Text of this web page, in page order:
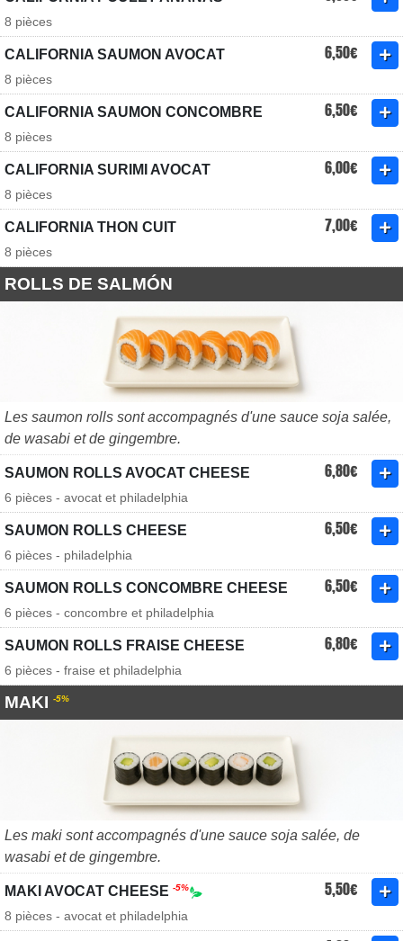
8 pièces
CALIFORNIA SAUMON AVOCAT 6,50€
8 pièces
CALIFORNIA SAUMON CONCOMBRE 6,50€
8 pièces
CALIFORNIA SURIMI AVOCAT 6,00€
8 pièces
CALIFORNIA THON CUIT 7,00€
8 pièces
ROLLS DE SALMÓN
Les saumon rolls sont accompagnés d'une sauce soja salée,
de wasabi et de gingembre.
SAUMON ROLLS AVOCAT CHEESE 6,80€
6 pièces - avocat et philadelphia
SAUMON ROLLS CHEESE 6,50€
6 pièces - philadelphia
SAUMON ROLLS CONCOMBRE CHEESE 6,50€
6 pièces - concombre et philadelphia
SAUMON ROLLS FRAISE CHEESE 6,80€
6 pièces - fraise et philadelphia
MAKI -5%
Les maki sont accompagnés d'une sauce soja salée, de
wasabi et de gingembre.
MAKI AVOCAT CHEESE -5% 5,50€
8 pièces - avocat et philadelphia